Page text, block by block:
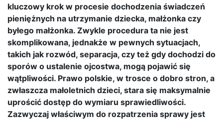
kluczowy krok w procesie dochodzenia świadczeń
pieniężnych na utrzymanie dziecka, małżonka czy
byłego małżonka. Zwykle procedura ta nie jest
skomplikowana, jednakże w pewnych sytuacjach,
takich jak rozwód, separacja, czy też gdy dochodzi do
sporów o ustalenie ojcostwa, mogą pojawić się
wątpliwości. Prawo polskie, w trosce o dobro stron, a
zwłaszcza małoletnich dzieci, stara się maksymalnie
uprościć dostęp do wymiaru sprawiedliwości.
Zazwyczaj właściwym do rozpatrzenia sprawy jest